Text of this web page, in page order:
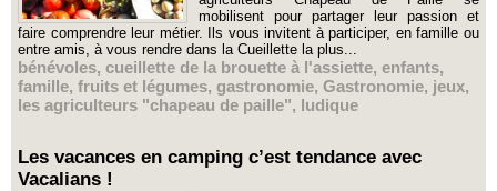
mobilisent pour partager leur passion et
faire comprendre leur métier. Ils vous invitent à participer, en famille ou
entre amis, à vous rendre dans la Cueillette la plus...
bénévoles, cueillette de la brouette à l'assiette, enfants,
famille, fruits et légumes, gastronomie, Gastronomie, jeux,
les agriculteurs "chapeau de paille", ludique
Les vacances en camping c’est tendance avec
Vacalians !